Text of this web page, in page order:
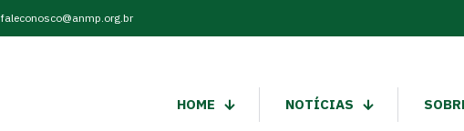
faleconosco@anmp.org.br
HOME NOTÍCIAS